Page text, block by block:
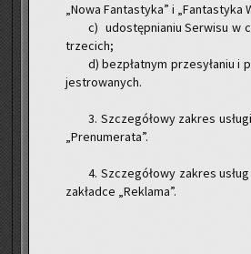
„Nowa Fan­ta­sty­ka” i
c) udo­stęp­nia­niu Ser­wi­su w
trze­cich;
d) bez­płat­nym prze­sy­ła­niu
je­stro­wa­nych.
3. Szcze­gó­ło­wy za­kres
„Pre­nu­me­ra­ta”.
4. Szcze­gó­ło­wy za­kres
za­kład­ce „Re­kla­ma”.